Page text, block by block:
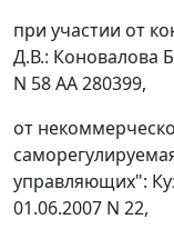
при участии от
Д.В.: Коновалова
N 58 АА 280399,
от
управляющих":
01.06.2007 N 22,